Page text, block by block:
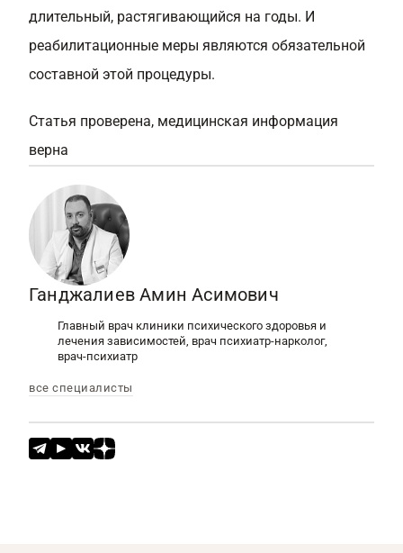
длительный, растягивающийся на годы. И
реабилитационные меры являются обязательной
составной этой процедуры.
Статья проверена, медицинская информация
верна
Ганджалиев Амин Асимович
Главный врач клиники психического здоровья и
лечения зависимостей, врач психиатр-нарколог,
врач-психиатр
все специалисты